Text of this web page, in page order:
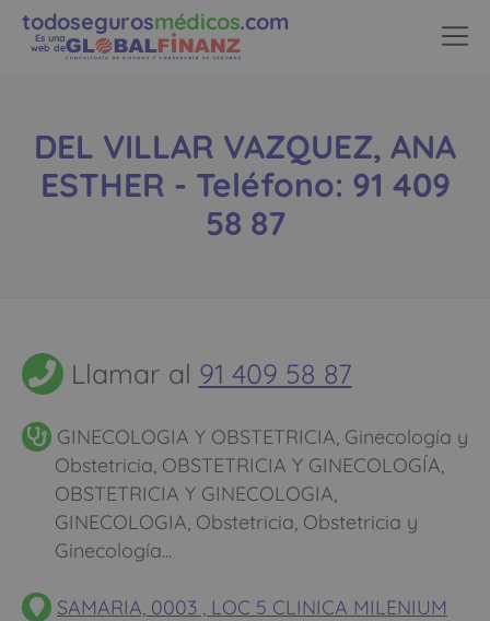
todosegurosmédicos.com
Es una
web de
DEL VILLAR VAZQUEZ, ANA
ESTHER - Teléfono: 91 409
58 87
Llamar al 91 409 58 87
GINECOLOGIA Y OBSTETRICIA, Ginecología y
Obstetricia, OBSTETRICIA Y GINECOLOGÍA,
OBSTETRICIA Y GINECOLOGIA,
GINECOLOGIA, Obstetricia, Obstetricia y
Ginecología...
SAMARIA, 0003 , LOC 5 CLINICA MILENIUM